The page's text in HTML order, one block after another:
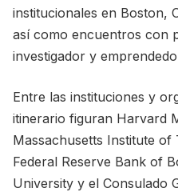
institucionales en Boston,
así como encuentros con
investigador y
Entre las instituciones y
itinerario figuran Harvard
Massachusetts Institute
Federal Reserve Bank of
University y el Consulado